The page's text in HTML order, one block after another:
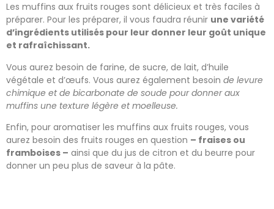
Les muffins aux fruits rouges sont délicieux et très faciles à
préparer. Pour les préparer, il vous faudra réunir une variété
d’ingrédients utilisés pour leur donner leur goût unique
et rafraîchissant.
Vous aurez besoin de farine, de sucre, de lait, d’huile
végétale et d’œufs. Vous aurez également besoin de levure
chimique et de bicarbonate de soude pour donner aux
muffins une texture légère et moelleuse.
Enfin, pour aromatiser les muffins aux fruits rouges, vous
aurez besoin des fruits rouges en question – fraises ou
framboises – ainsi que du jus de citron et du beurre pour
donner un peu plus de saveur à la pâte.